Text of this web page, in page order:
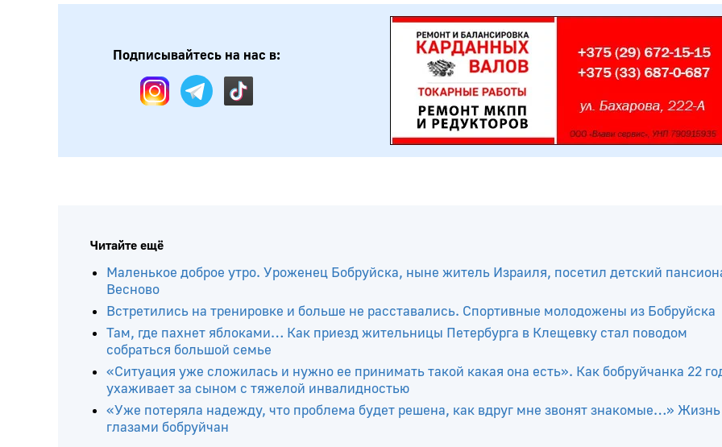
Подписывайтесь на нас в:
Читайте ещё
Маленькое доброе утро. Уроженец Бобруйска, ныне житель Израиля, посетил детский
Весново
Встретились на тренировке и больше не расставались. Спортивные молодожены из Бобруйска
Там, где пахнет яблоками… Как приезд жительницы Петербурга в Клещевку стал поводом
собраться большой семье
«Ситуация уже сложилась и нужно ее принимать такой какая она есть». Как бобруйчанка 22
ухаживает за сыном с тяжелой инвалидностью
«Уже потеряла надежду, что проблема будет решена, как вдруг мне звонят знакомые…» Жизнь
глазами бобруйчан